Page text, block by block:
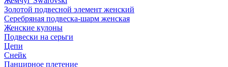
Золотой подвесной элемент женcкий
Серебряная подвеска-шарм женская
Женские кулоны
Подвески на серьги
Цепи
Снейк
Панцирное плетение